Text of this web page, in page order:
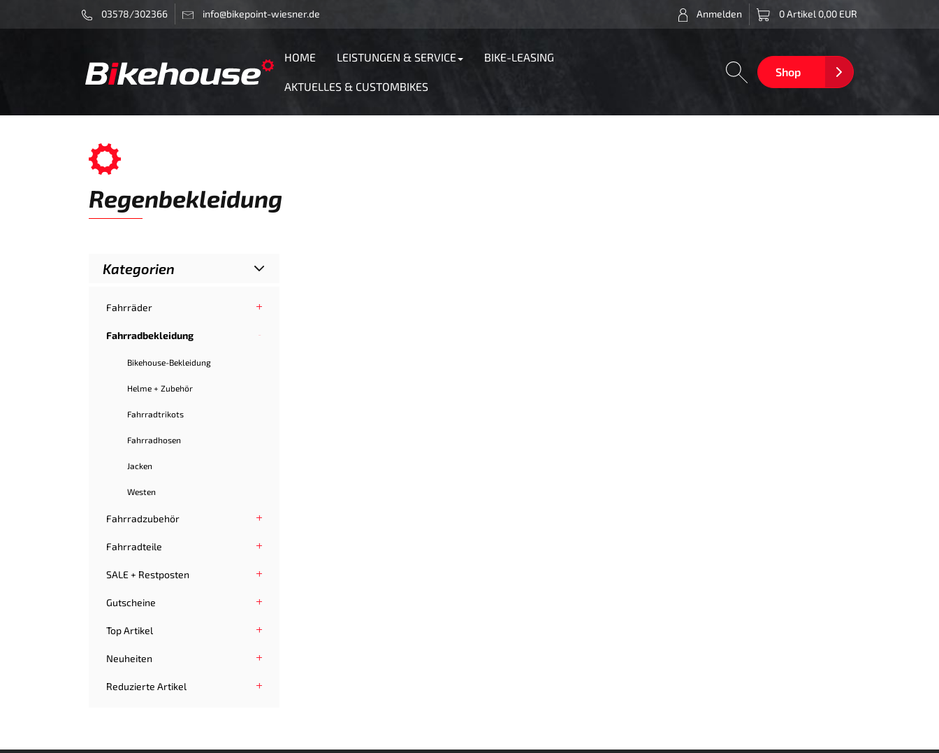
03578/302366 info@bikepoint-wiesner.de 0 Artikel 0,00 EUR
Anmelden
Shop
HOME LEISTUNGEN & SERVICE BIKE-LEASING
AKTUELLES & CUSTOMBIKES
Regenbekleidung
Kategorien
Fahrräder
Fahrradbekleidung
Bikehouse-Bekleidung
Helme + Zubehör
Fahrradtrikots
Fahrradhosen
Jacken
Westen
Fahrradzubehör
Fahrradteile
SALE + Restposten
Gutscheine
Top Artikel
Neuheiten
Reduzierte Artikel